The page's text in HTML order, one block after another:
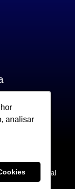
analisar
analisar
|
Marketing Digital